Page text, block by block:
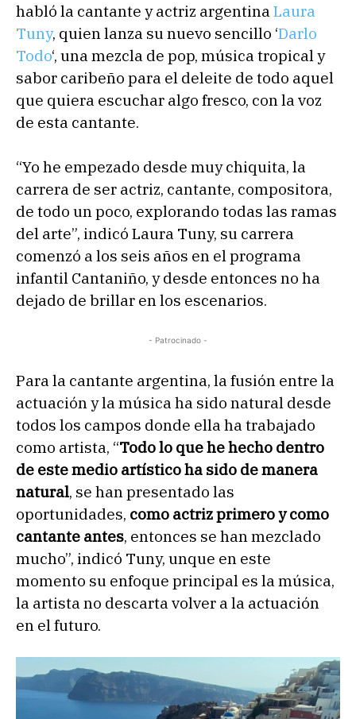
habló la cantante y actriz argentinaLaura
Tuny, quien lanza su nuevo sencillo ‘Darlo
Todo‘, una mezcla de pop, música tropical y
sabor caribeño para el deleite de todo aquel
que quiera escuchar algo fresco, con la voz
de esta cantante.
“Yo he empezado desde muy chiquita, la
carrera de ser actriz, cantante, compositora,
de todo un poco, explorando todas las ramas
del arte”, indicó Laura Tuny, su carrera
comenzó a los seis años en el programa
infantil Cantaniño, y desde entonces no ha
dejado de brillar en los escenarios.
- Patrocinado -
Para la cantante argentina, la fusión entre la
actuación y la música ha sido natural desde
todos los campos donde ella ha trabajado
como artista, “Todo lo que he hecho dentro
de este medio artístico ha sido de manera
natural, se han presentado las
oportunidades, como actriz primero y como
cantante antes, entonces se han mezclado
mucho”, indicó Tuny, unque en este
momento su enfoque principal es la música,
la artista no descarta volver a la actuación
en el futuro.